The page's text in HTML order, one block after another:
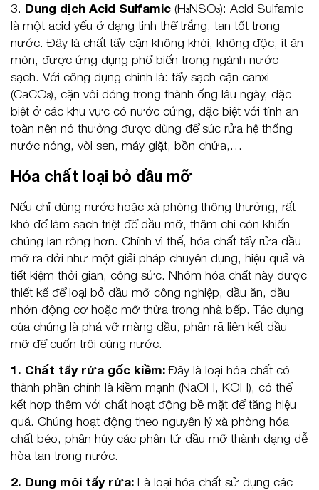
3. Dung dịch Acid Sulfamic (H₃NSO₃): Acid Sulfamic
là một acid yếu ở dạng tinh thể trắng, tan tốt trong
nước. Đây là chất tẩy cặn không khói, không độc, ít ăn
mòn, được ứng dụng phổ biến trong ngành nước
sạch. Với công dụng chính là: tẩy sạch cặn canxi
(CaCO₃), cặn vôi đóng trong thành ống lâu ngày, đặc
biệt ở các khu vực có nước cứng, đặc biệt với tính an
toàn nên nó thường được dùng để súc rửa hệ thống
nước nóng, vòi sen, máy giặt, bồn chứa,…
Hóa chất loại bỏ dầu mỡ
Nếu chỉ dùng nước hoặc xà phòng thông thường, rất
khó để làm sạch triệt để dầu mỡ, thậm chí còn khiến
chúng lan rộng hơn. Chính vì thế, hóa chất tẩy rửa dầu
mỡ ra đời như một giải pháp chuyên dụng, hiệu quả và
tiết kiệm thời gian, công sức. Nhóm hóa chất này được
thiết kế để loại bỏ dầu mỡ công nghiệp, dầu ăn, dầu
nhờn động cơ hoặc mỡ thừa trong nhà bếp. Tác dụng
của chúng là phá vỡ màng dầu, phân rã liên kết dầu
mỡ để cuốn trôi cùng nước.
1. Chất tẩy rửa gốc kiềm:Đây là loại hóa chất có
thành phần chính là kiềm mạnh (NaOH, KOH), có thể
kết hợp thêm với chất hoạt động bề mặt để tăng hiệu
quả. Chúng hoạt động theo nguyên lý xà phòng hóa
chất béo, phân hủy các phân tử dầu mỡ thành dạng dễ
hòa tan trong nước.
2. Dung môi tẩy rửa: Là loại hóa chất sử dụng các